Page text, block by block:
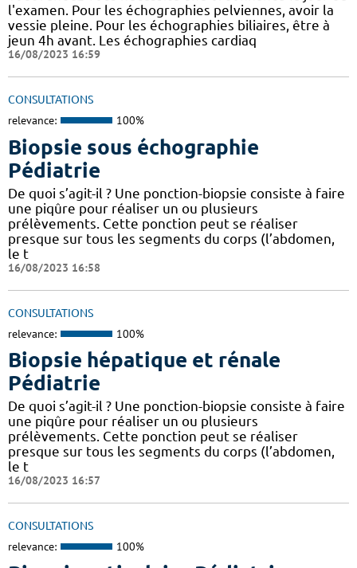
l'examen. Pour les échographies pelviennes, avoir la
vessie pleine. Pour les échographies biliaires, être à
jeun 4h avant. Les échographies cardiaq
16/08/2023 16:59
CONSULTATIONS
relevance: 100%
Biopsie sous échographie
Pédiatrie
De quoi s’agit-il ? Une ponction-biopsie consiste à faire
une piqûre pour réaliser un ou plusieurs
prélèvements. Cette ponction peut se réaliser
presque sur tous les segments du corps (l’abdomen,
le t
16/08/2023 16:58
CONSULTATIONS
relevance: 100%
Biopsie hépatique et rénale
Pédiatrie
De quoi s’agit-il ? Une ponction-biopsie consiste à faire
une piqûre pour réaliser un ou plusieurs
prélèvements. Cette ponction peut se réaliser
presque sur tous les segments du corps (l’abdomen,
le t
16/08/2023 16:57
CONSULTATIONS
relevance: 100%